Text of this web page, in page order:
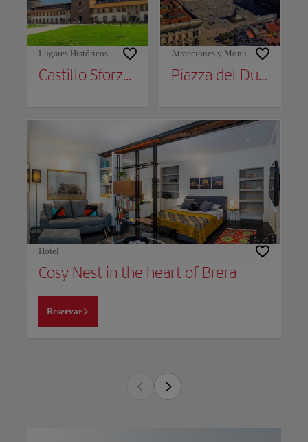
Lugares Históricos
Castillo Sforzesco
Atracciones y Monumentos
Piazza del Duomo
Hotel
Cosy Nest in the heart of Brera
Reservar